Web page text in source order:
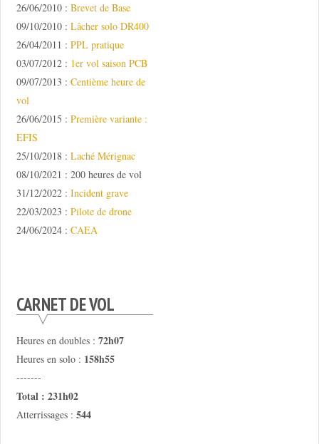
26/06/2010 : Brevet de Base
09/10/2010 : Lâcher solo DR400
26/04/2011 : PPL pratique
03/07/2012 : 1er vol saison PCB
09/07/2013 : Centième heure de
vol
26/06/2015 : Première variante :
EFIS
25/10/2018 : Laché Mérignac
08/10/2021 : 200 heures de vol
31/12/2022 : Incident grave
22/03/2023 : Pilote de drone
24/06/2024 : CAEA
CARNET DE VOL
Heures en doubles : 72h07
Heures en solo : 158h55
-------
Total : 231h02
Atterrissages : 544